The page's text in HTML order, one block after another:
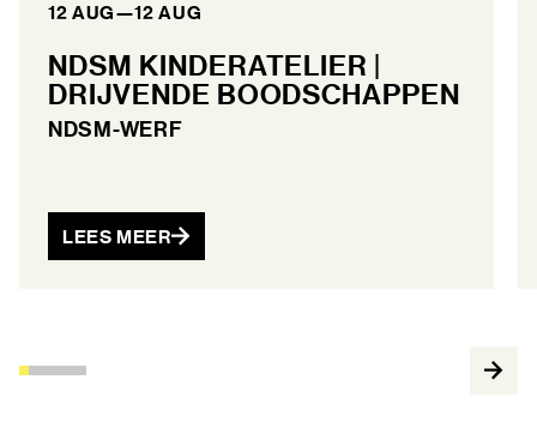
12 AUG—12 AUG
NDSM KINDERATELIER |
DRIJVENDE BOODSCHAPPEN
NDSM-WERF
LEES MEER